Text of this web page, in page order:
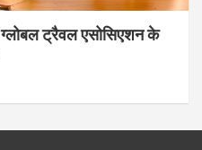
ट्रैवल एसोसिएशन के